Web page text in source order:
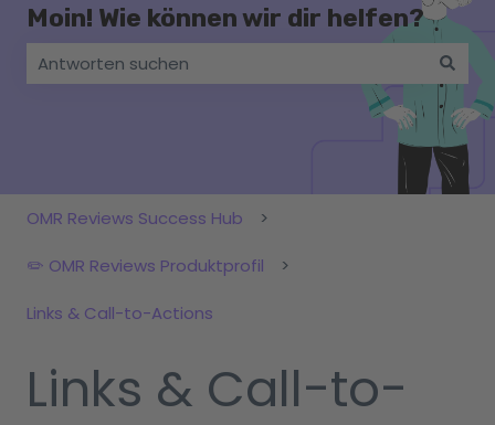
Moin! Wie können wir dir helfen?
Es gibt keine Vorschläge, da das Suchfeld leer ist.
OMR Reviews Success Hub
✏️ OMR Reviews Produktprofil
Links & Call-to-Actions
Links & Call-to-